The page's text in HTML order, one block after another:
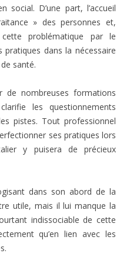
social. D’une part, l’accueil
» des personnes et,
cette problématique par le
dans la nécessaire
santé.
nombreuses formations
les questionnements
pistes. Tout professionnel
ses pratiques lors
y puisera de précieux
dans son abord de la
utile, mais il lui manque la
indissociable de cette
qu’en lien avec les